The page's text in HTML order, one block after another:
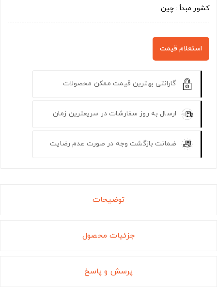
کشور مبدأ : چین
استعلام قیمت
گارانتی بهترین قیمت ممکن محصولات
ارسال به روز سفارشات در سریعترین زمان
ضمانت بازگشت وجه در صورت عدم رضایت
توضیحات
جزئیات محصول
پرسش و پاسخ